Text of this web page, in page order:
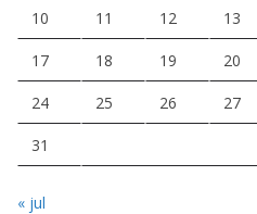
10 11 12 13
17 18 19 20
24 25 26 27
31
« jul